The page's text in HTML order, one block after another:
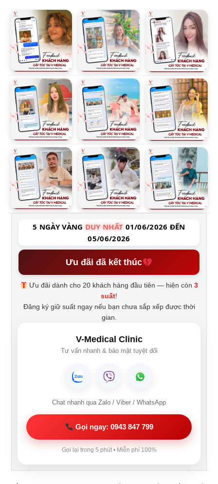
5 NGÀY VÀNG DUY NHẤT 01/06/2026 ĐẾN
05/06/2026
Ưu đãi đã kết thúc
Ưu đãi dành cho 20 khách hàng đầu tiên — hiện còn3
suất!
Đăng ký giữ suất ngay nếu bạn chưa sắp xếp được thời
gian.
V-Medical Clinic
Tư vấn nhanh & bảo mật tuyệt đối
Chat nhanh qua Zalo / Viber / WhatsApp
Gọi ngay: 0943 847 799
Gọi lại trong 5 phút • Miễn phí 100%